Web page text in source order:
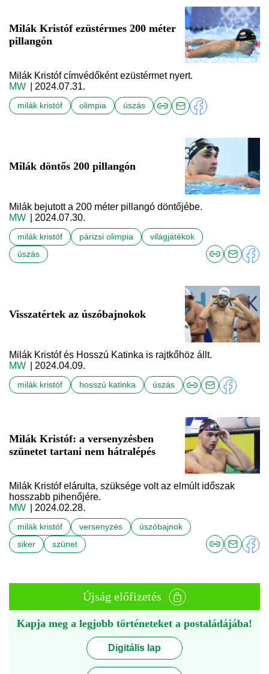
Milák Kristóf ezüstérmes 200 méter
pillangón
Milák Kristóf címvédőként ezüstérmet nyert.
MW
| 2024.07.31.
milák kristóf olimpia úszás
Milák döntős 200 pillangón
Milák bejutott a 200 méter pillangó döntőjébe.
MW
| 2024.07.30.
milák kristóf párizsi olimpia
világjátékok
úszás
Visszatértek az úszóbajnokok
Milák Kristóf és Hosszú Katinka is rajtkőhöz állt.
MW
| 2024.04.09.
milák kristóf hosszú katinka úszás
Milák Kristóf: a versenyzésben
szünetet tartani nem hátralépés
Milák Kristóf elárulta, szüksége volt az elmúlt időszak
hosszabb pihenőjére.
MW
| 2024.02.28.
milák kristóf versenyzés
úszóbajnok
siker
szünet
Újság előfizetés
Kapja meg a legjobb történeteket a postaládájába!
Digitális lap